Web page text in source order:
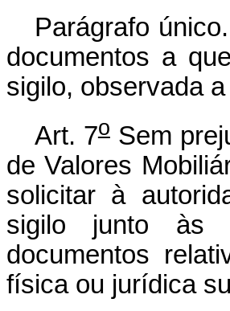
Parágrafo
documentos a
sigilo, observada
Art. 7o Sem
de Valores
solicitar à
sigilo junto às
documentos
física ou jurídica